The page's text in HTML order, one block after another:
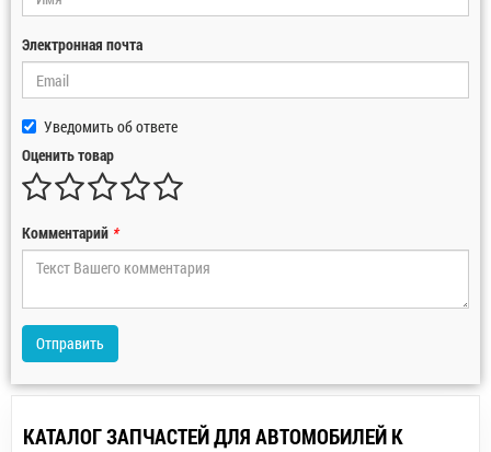
Электронная почта
Уведомить об ответе
Оценить товар
Комментарий *
Отправить
КАТАЛОГ ЗАПЧАСТЕЙ ДЛЯ АВТОМОБИЛЕЙ К